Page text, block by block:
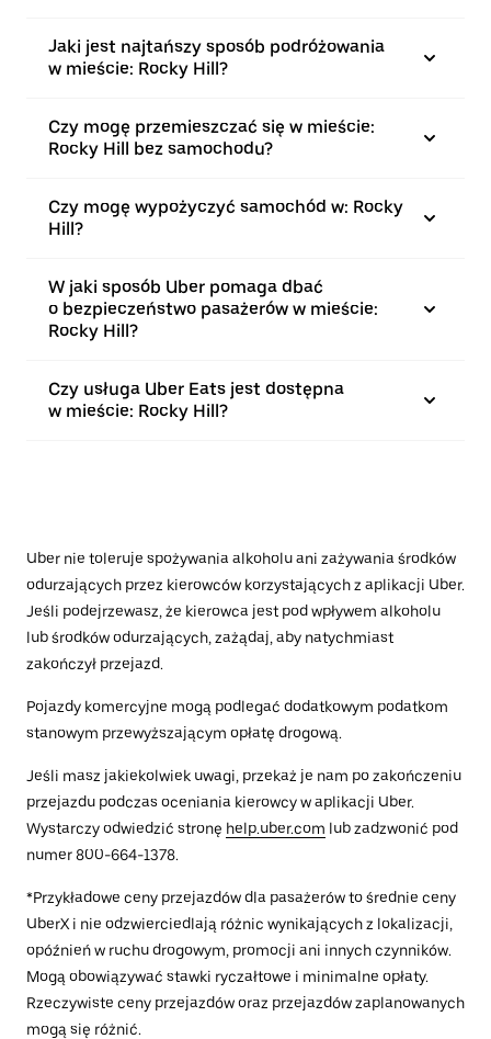
Jaki jest najtańszy sposób podróżowania
w mieście: Rocky Hill?
Czy mogę przemieszczać się w mieście:
Rocky Hill bez samochodu?
Czy mogę wypożyczyć samochód w: Rocky
Hill?
W jaki sposób Uber pomaga dbać
o bezpieczeństwo pasażerów w mieście:
Rocky Hill?
Czy usługa Uber Eats jest dostępna
w mieście: Rocky Hill?
Uber nie toleruje spożywania alkoholu ani zażywania środków
odurzających przez kierowców korzystających z aplikacji Uber.
Jeśli podejrzewasz, że kierowca jest pod wpływem alkoholu
lub środków odurzających, zażądaj, aby natychmiast
zakończył przejazd.
Pojazdy komercyjne mogą podlegać dodatkowym podatkom
stanowym przewyższającym opłatę drogową.
Jeśli masz jakiekolwiek uwagi, przekaż je nam po zakończeniu
przejazdu podczas oceniania kierowcy w aplikacji Uber.
Wystarczy odwiedzić stronę help.uber.com lub zadzwonić pod
numer 800-664-1378.
*Przykładowe ceny przejazdów dla pasażerów to średnie ceny
UberX i nie odzwierciedlają różnic wynikających z lokalizacji,
opóźnień w ruchu drogowym, promocji ani innych czynników.
Mogą obowiązywać stawki ryczałtowe i minimalne opłaty.
Rzeczywiste ceny przejazdów oraz przejazdów zaplanowanych
mogą się różnić.